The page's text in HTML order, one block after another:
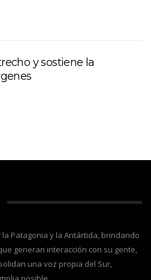
y sostiene la
Patagonia y la Antártida, brindando
generan interacción con su gente,
una voz propia del Sur,